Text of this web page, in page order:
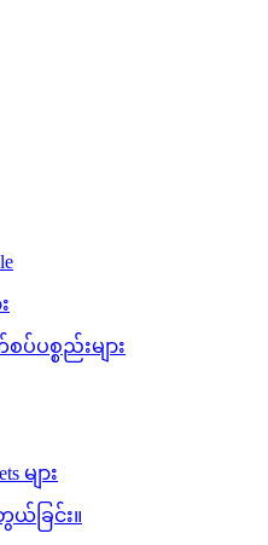
စပ်ပစ္စည်းများ
များ
ခြင်း။